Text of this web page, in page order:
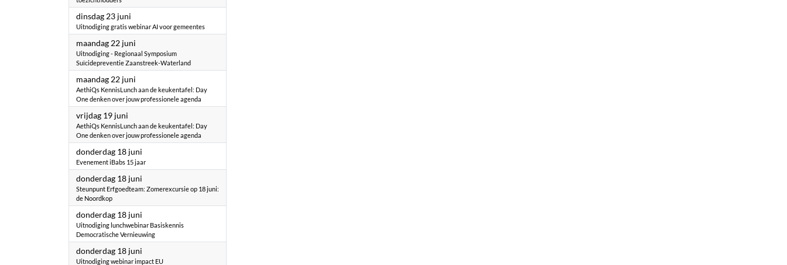
dinsdag 23 juni
Uitnodiging gratis webinar AI voor gemeentes
maandag 22 juni
Uitnodiging - Regionaal Symposium
Suïcidepreventie Zaanstreek-Waterland
maandag 22 juni
AethiQs KennisLunch aan de keukentafel: Day
One denken over jouw professionele agenda
vrijdag 19 juni
AethiQs KennisLunch aan de keukentafel: Day
One denken over jouw professionele agenda
donderdag 18 juni
Evenement iBabs 15 jaar
donderdag 18 juni
Steunpunt Erfgoedteam: Zomerexcursie op 18 juni:
de Noordkop
donderdag 18 juni
Uitnodiging lunchwebinar Basiskennis
Democratische Vernieuwing
donderdag 18 juni
Uitnodiging webinar impact EU